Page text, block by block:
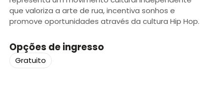
que valoriza a arte de rua, incentiva sonhos e
promove oportunidades através da cultura Hip Hop.
Opções de ingresso
Gratuito